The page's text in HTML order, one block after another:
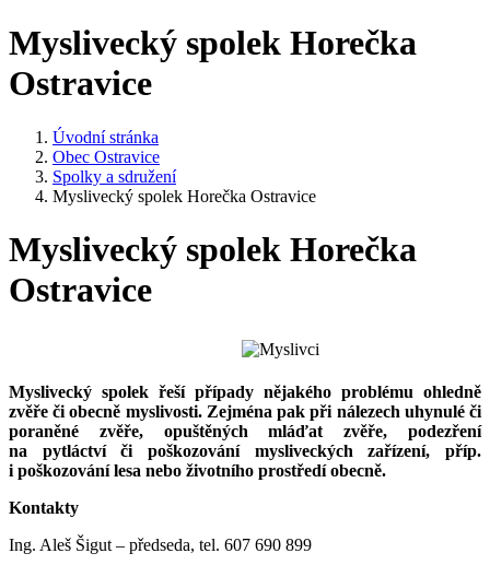
Myslivecký spolek Horečka
Ostravice
Úvodní stránka
Obec Ostravice
Spolky a sdružení
Myslivecký spolek Horečka Ostravice
Myslivecký spolek Horečka
Ostravice
Myslivecký spolek řeší případy nějakého problému ohledně
zvěře či obecně myslivosti. Zejména pak při nálezech uhynulé či
poraněné zvěře, opuštěných mláďat zvěře, podezření
na pytláctví či poškozování mysliveckých zařízení, příp.
i poškozování lesa nebo životního prostředí obecně.
Kontakty
Ing. Aleš Šigut – předseda, tel. 607 690 899